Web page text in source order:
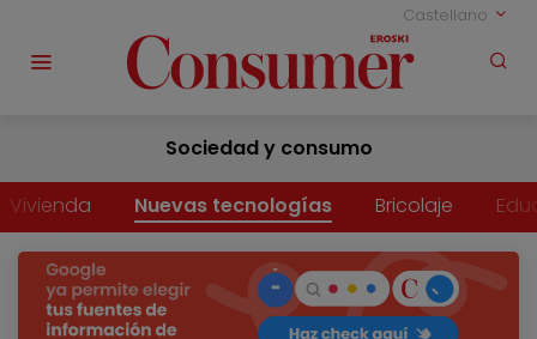
Castellano
Sociedad y consumo
Vivienda Nuevas tecnologías Bricolaje